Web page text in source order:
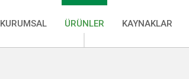
KURUMSAL ÜRÜNLER KAYNAKLAR